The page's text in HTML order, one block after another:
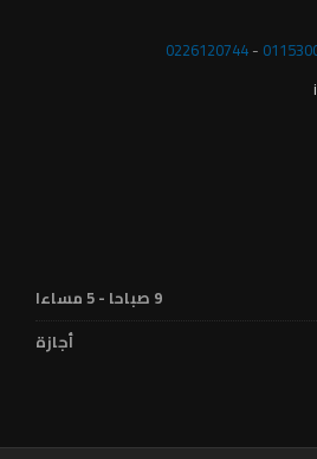
-
‎0226120744
9 صباحا - 5 مساءا
أجازة